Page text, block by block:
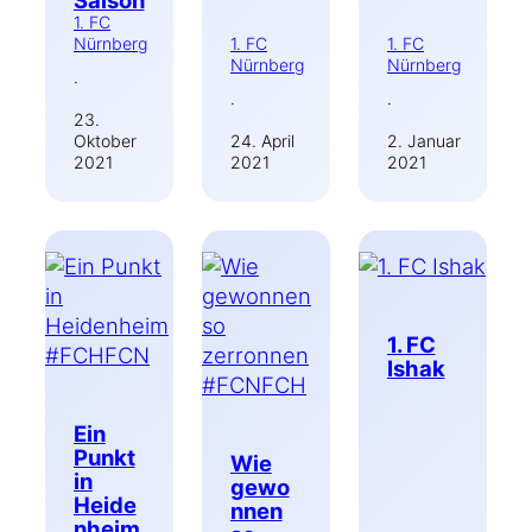
1. FC
Nürnberg
·
23.
Oktober
2021
1. FC
Nürnberg
·
24. April
2021
1. FC
Nürnberg
·
2. Januar
2021
Ein
Punkt
in
Heide
Wie
gewo
nnen
1. FC
Ishak